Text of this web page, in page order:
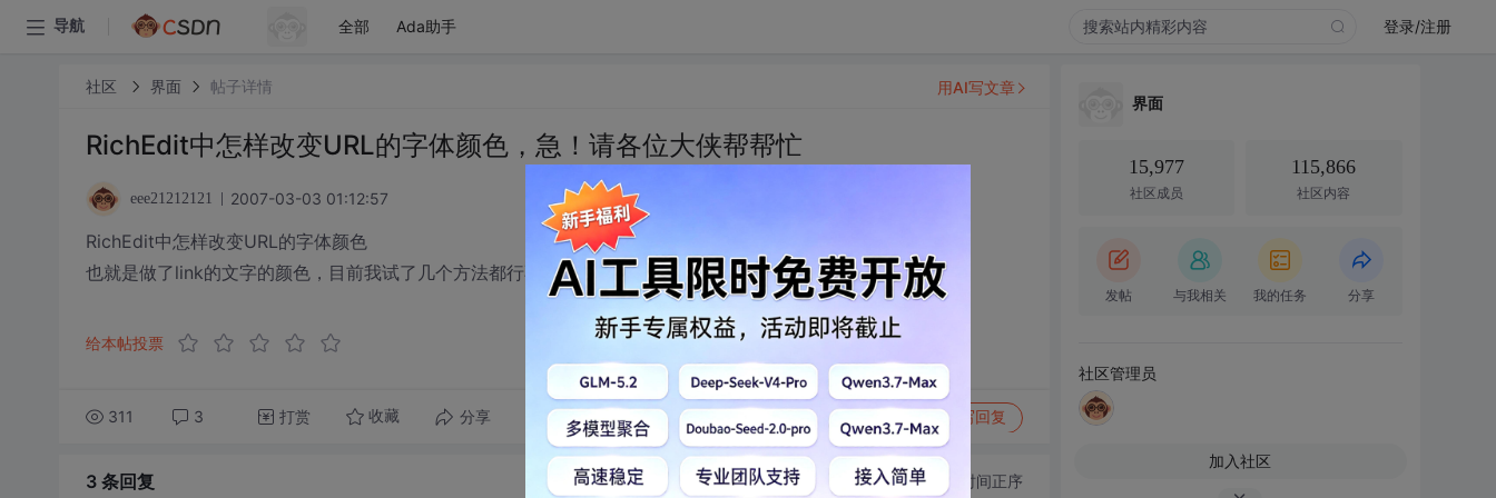
导航 全部 Ada助手 登录/注册
社区 界面 帖子详情
RichEdit中怎样改变URL的字体颜色，急！请各位大侠帮帮忙
eee21212121 2007-03-03 01:12:57
RichEdit中怎样改变URL的字体颜色
也就是做了link的文字的颜色，目前我试了几个方法都行不通，还请各位大侠指教一二!:)
给本帖投票
311 3 打赏 收藏 分享 转发到动态 举报 写回复
用AI写文章
3 条回复 切换为时间正序
界面
15,977
社区成员
115,866
社区内容
发帖 与我相关 我的任务 分享
社区管理员
加入社区